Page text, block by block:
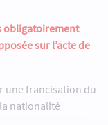
obligatoirement
sur l’acte de
une francisation du
nationalité